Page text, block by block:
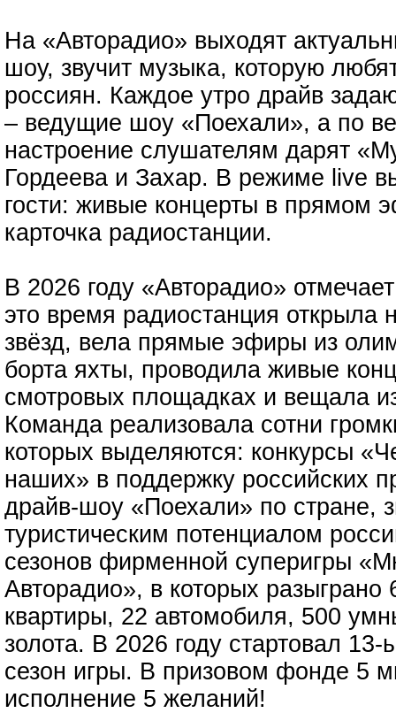
На «Авторадио» выходят
шоу, звучит музыка, которую
россиян. Каждое утро драйв
– ведущие шоу «Поехали», а по
настроение слушателям дарят
Гордеева и Захар. В режиме live
гости: живые концерты в прямом
карточка радиостанции.
В 2026 году «Авторадио»
это время радиостанция открыла
звёзд, вела прямые эфиры из
борта яхты, проводила живые
смотровых площадках и вещала
Команда реализовала сотни
которых выделяются: конкурсы
наших» в поддержку российских
драйв-шоу «Поехали» по стране,
туристическим потенциалом
сезонов фирменной суперигры
Авторадио», в которых
квартиры, 22 автомобиля, 500
золота. В 2026 году стартовал
сезон игры. В призовом фонде 5
исполнение 5 желаний!